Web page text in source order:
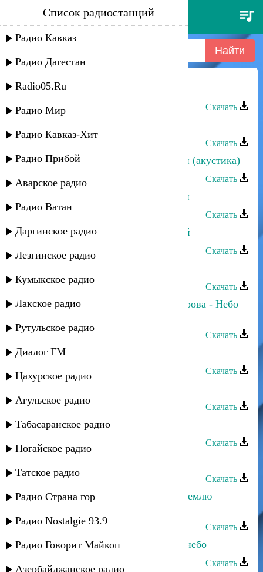
тарки-тау - небо над землёй
Список радиостанций
Радио Кавказ
Радио Дагестан
Radio05.Ru
Радио Мир
Радио Кавказ-Хит
Радио Прибой
Аварское радио
Радио Ватан
Даргинское радио
Лезгинское радио
Кумыкское радио
Лакское радио
Рутульское радио
Диалог FM
Цахурское радио
Агульское радио
Табасаранское радио
Ногайское радио
Татское радио
Радио Страна гор
Радио Nostalgie 93.9
Радио Говорит Майкоп
Азербайджанское радио
Тарки-Тау - Небо над землёй
Скачать
Скачать
Мухтар Хордаев - Небо над землей (акустика)
Скачать
Мухтар Хордаев - Небо над землей
Скачать
Гусейн Манапов - Небо над землей
Скачать
Скачать
Сергей Ильясафов и Полина Питарова - Небо
Скачать
Тимур Темиров - Небо
Скачать
Скачать
Залина - Тарки
Скачать
Скачать
Ислам Итляшев - Птицам небо, а землю
Скачать
Марият Магомедалиева - Голубое небо
Скачать